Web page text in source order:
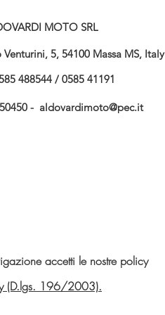
MOTO SRL
5, 54100 Massa MS, Italy
488544 / 0585 41191
- aldovardimoto@pec.it
accetti le nostre policy
(D.lgs. 196/2003).